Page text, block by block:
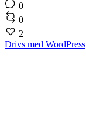
0
0
2
Drivs med WordPress